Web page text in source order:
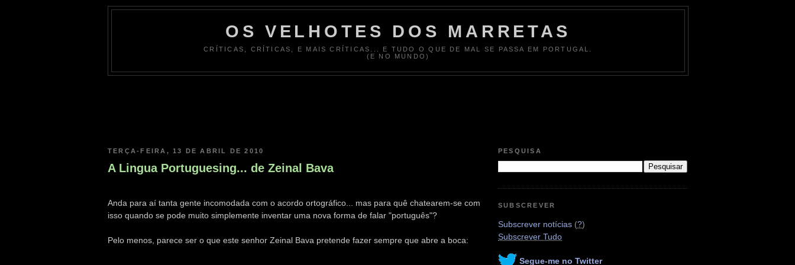
OS VELHOTES DOS MARRETAS
CRÍTICAS, CRÍTICAS, E MAIS CRÍTICAS... E TUDO O QUE DE MAL SE PASSA EM PORTUGAL.
(E NO MUNDO)
TERÇA-FEIRA, 13 DE ABRIL DE 2010
A Lingua Portuguesing... de Zeinal Bava
Anda para aí tanta gente incomodada com o acordo ortográfico... mas para quê chatearem-se com
isso quando se pode muito simplemente inventar uma nova forma de falar "português"?
Pelo menos, parece ser o que este senhor Zeinal Bava pretende fazer sempre que abre a boca:
PESQUISA
SUBSCREVER
Subscrever notícias (?)
Subscrever Tudo
Segue-me no Twitter